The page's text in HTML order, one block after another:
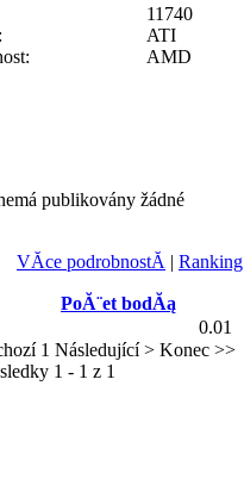
11740
ATI
AMD
publikovány žádné
VĂ­ce podrobnostĂ­ | Ranking
PoĂ¨et bodĂą
0.01
1 Následující > Konec >>
1 - 1 z 1